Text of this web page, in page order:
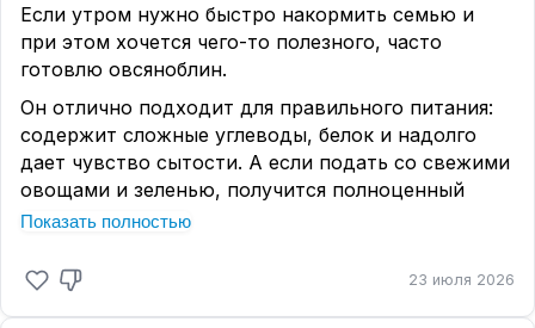
Если утром нужно быстро накормить семью и
при этом хочется чего-то полезного, часто
готовлю овсяноблин.
Он отлично подходит для правильного питания:
содержит сложные углеводы, белок и надолго
дает чувство сытости. А если подать со свежими
овощами и зеленью, получится полноценный
сбалансированный завтрак.
дети тоже его любят.
Ингредиенты на 1 порцию:
Показать полностью
23 июля 2026